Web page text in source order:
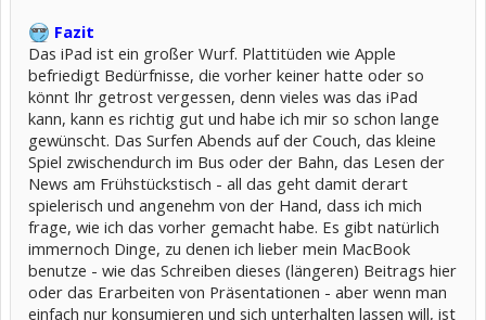
Fazit
Das iPad ist ein großer Wurf. Plattitüden wie Apple
befriedigt Bedürfnisse, die vorher keiner hatte oder so
könnt Ihr getrost vergessen, denn vieles was das iPad
kann, kann es richtig gut und habe ich mir so schon lange
gewünscht. Das Surfen Abends auf der Couch, das kleine
Spiel zwischendurch im Bus oder der Bahn, das Lesen der
News am Frühstückstisch - all das geht damit derart
spielerisch und angenehm von der Hand, dass ich mich
frage, wie ich das vorher gemacht habe. Es gibt natürlich
immernoch Dinge, zu denen ich lieber mein MacBook
benutze - wie das Schreiben dieses (längeren) Beitrags hier
oder das Erarbeiten von Präsentationen - aber wenn man
einfach nur konsumieren und sich unterhalten lassen will, ist